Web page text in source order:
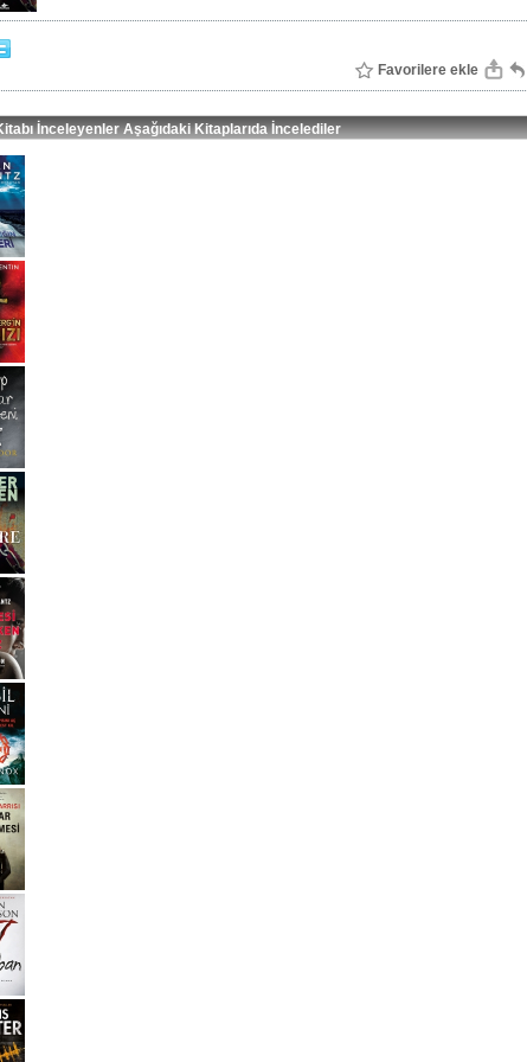
Favorilere ekle
İnceleyenler Aşağıdaki Kitaplarıda İncelediler